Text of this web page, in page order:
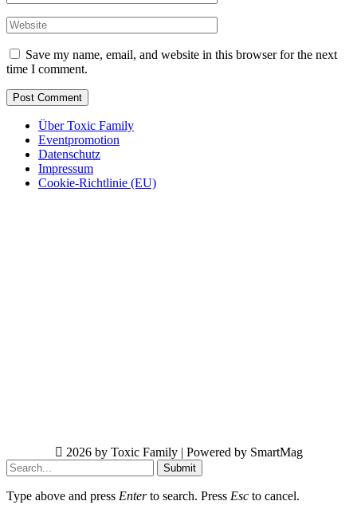
Save my name, email, and website in this browser for the next
time I comment.
Über Toxic Family
Eventpromotion
Datenschutz
Impressum
Cookie-Richtlinie (EU)
2026 by Toxic Family | Powered by SmartMag
Submit
Type above and press Enterto search. Press Esc to cancel.